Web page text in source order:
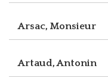
Arsac, Monsieur
Artaud, Antonin